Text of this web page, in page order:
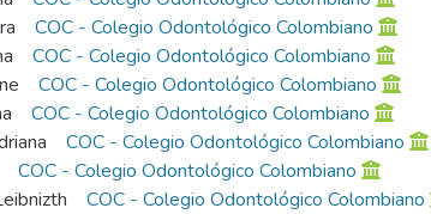
COC - Colegio Odontológico Colombiano
COC - Colegio Odontológico Colombiano
COC - Colegio Odontológico Colombiano
COC - Colegio Odontológico Colombiano
COC - Colegio Odontológico Colombiano
COC - Colegio Odontológico Colombiano
COC - Colegio Odontológico Colombiano